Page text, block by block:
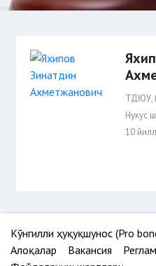
ТДЮУ,
Нукус
10
Кўнгилли ҳуқуқшунос (Pro
Алоқалар
Вакансия